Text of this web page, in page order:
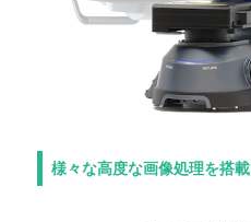
様々な高度な画像処理を搭載